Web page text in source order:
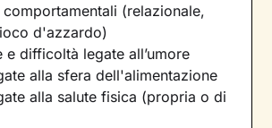
(relazionale,
d'azzardo)
e difficoltà legate all’umore
alla sfera dell'alimentazione
alla salute fisica (propria o di